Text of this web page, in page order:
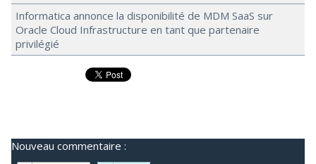
Informatica annonce la disponibilité de MDM SaaS sur
Oracle Cloud Infrastructure en tant que partenaire
privilégié
Nouveau commentaire :